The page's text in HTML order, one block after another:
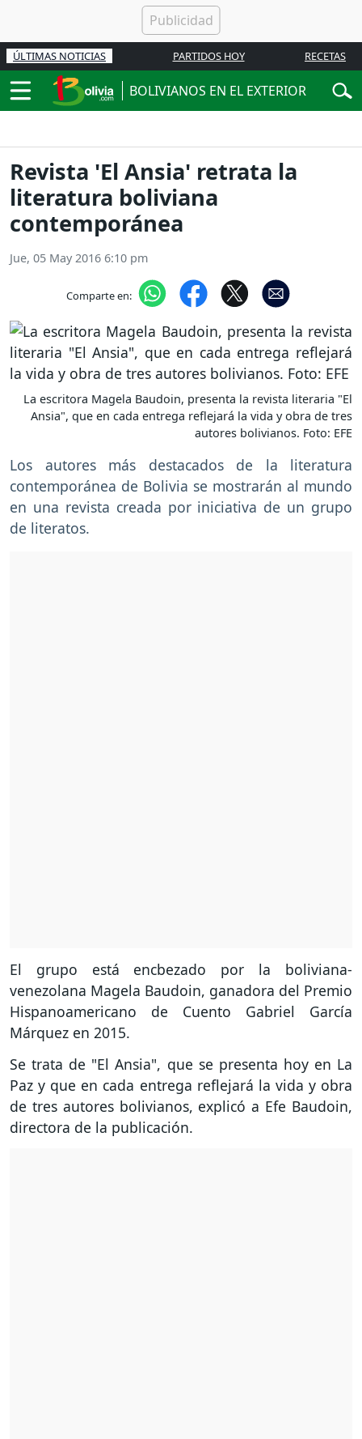
ÚLTIMAS NOTICIAS PARTIDOS HOY RECETAS
BOLIVIANOS EN EL EXTERIOR
Revista 'El Ansia' retrata la
literatura boliviana
contemporánea
Jue, 05 May 2016 6:10 pm
Comparte en:
La escritora Magela Baudoin, presenta la revista literaria "El
Ansia", que en cada entrega reflejará la vida y obra de tres
autores bolivianos. Foto: EFE
Los autores más destacados de la literatura
contemporánea de Bolivia se mostrarán al mundo
en una revista creada por iniciativa de un grupo
de literatos.
El grupo está encbezado por la boliviana-
venezolana Magela Baudoin, ganadora del Premio
Hispanoamericano de Cuento Gabriel García
Márquez en 2015.
Se trata de "El Ansia", que se presenta hoy en La
Paz y que en cada entrega reflejará la vida y obra
de tres autores bolivianos, explicó a Efe Baudoin,
directora de la publicación.